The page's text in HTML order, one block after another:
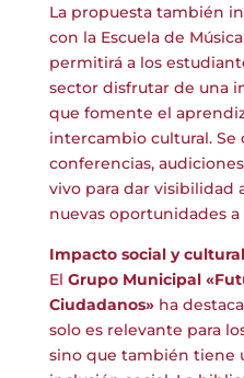
La propuesta también
con la Escuela de
permitirá a los
sector disfrutar de una
que fomente el
intercambio cultural. Se
conferencias,
vivo para dar visibilidad
nuevas oportunidades
Impacto social y
El Grupo Municipal
Ciudadanos»ha
solo es relevante para
sino que también tiene